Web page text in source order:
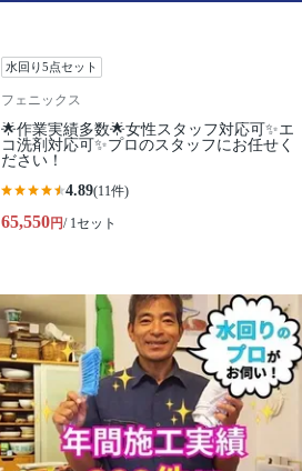
水回り5点セット
フェニックス
🌟作業実績多数🌟女性スタッフ対応可✨エ
コ洗剤対応可✨プロのスタッフにお任せく
ださい！
4.89(11件)
65,550円/ 1セット